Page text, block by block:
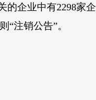
的企业中有2298家企
“注销公告”。